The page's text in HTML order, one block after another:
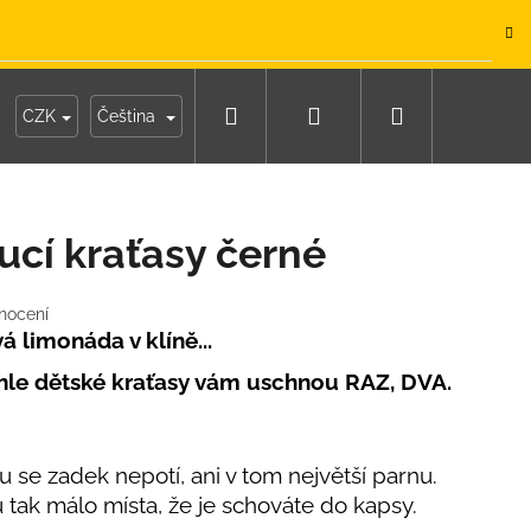
Moje objednávka
CZK Čeština Hledat Přihlášení
kraťasy černé
limonáda v klíně...
dětské kraťasy vám uschnou RAZ, DVA.
se zadek nepotí, ani v tom největší parnu.
málo místa, že je schováte do kapsy.
NÁMOŘNICKÉ